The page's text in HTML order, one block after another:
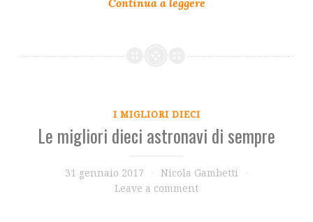
I MIGLIORI DIECI
Le migliori dieci astronavi di sempre
31 gennaio 2017
Nicola Gambetti
Leave a comment